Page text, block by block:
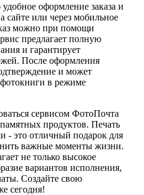
оформление заказа и
сайте или через мобильное
можно при помощи
предлагает полную
и гарантирует
После оформления
и может
фотокниги в режиме
сервисом ФотоПочта
продуктов. Печать
- это отличный подарок для
важные моменты жизни.
не только высокое
вариантов исполнения,
Создайте свою
сегодня!